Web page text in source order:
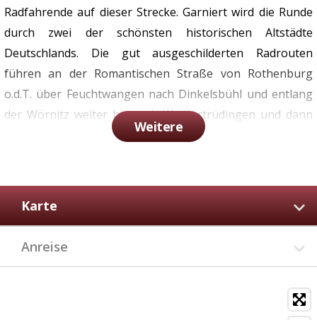
Radfahrende auf dieser Strecke. Garniert wird die Runde
durch zwei der schönsten historischen Altstädte
Deutschlands. Die gut ausgeschilderten Radrouten
führen an der Romantischen Straße von Rothenburg
o.d.T. über Feuchtwangen nach Dinkelsbühl und entlang
der Wörnitz weiter bis nach Wassertrüdingen und dann
zum Altmühlsee. Ab Herrieden kann man noch einen
Rothenburg o.d.T. • Feuchtwangen • Dinkelsbühl und
Museum FLUVIUS • Leutershausen Museum Gustav
Weitere
Karte
Anreise